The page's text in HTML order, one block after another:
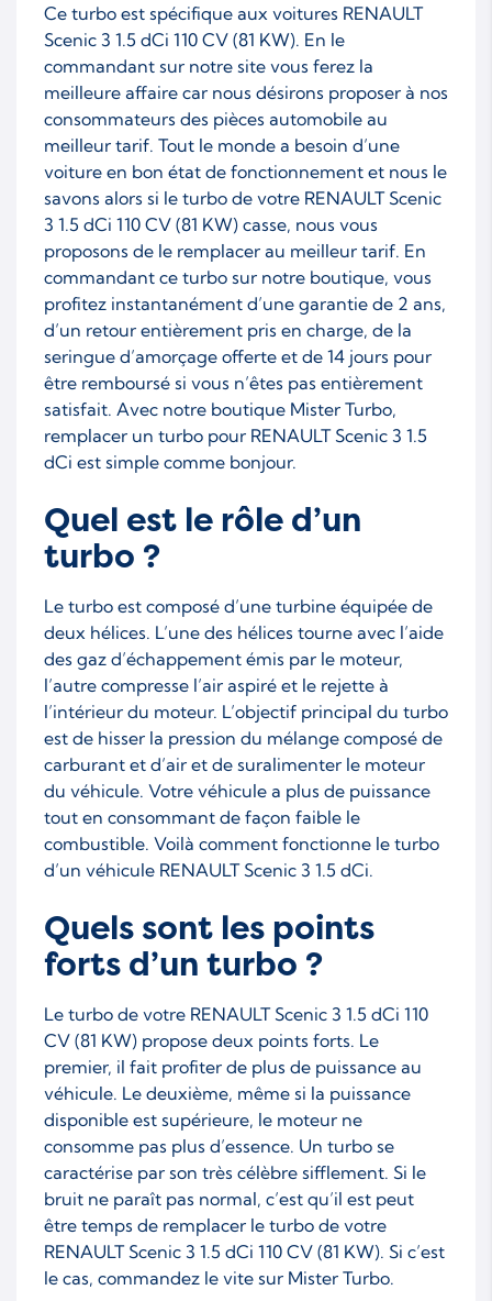
Ce turbo est spécifique aux voitures RENAULT
Scenic 3 1.5 dCi 110 CV (81 KW). En le
commandant sur notre site vous ferez la
meilleure affaire car nous désirons proposer à nos
consommateurs des pièces automobile au
meilleur tarif. Tout le monde a besoin d’une
voiture en bon état de fonctionnement et nous le
savons alors si le turbo de votre RENAULT Scenic
3 1.5 dCi 110 CV (81 KW) casse, nous vous
proposons de le remplacer au meilleur tarif. En
commandant ce turbo sur notre boutique, vous
profitez instantanément d’une garantie de 2 ans,
d’un retour entièrement pris en charge, de la
seringue d’amorçage offerte et de 14 jours pour
être remboursé si vous n’êtes pas entièrement
satisfait. Avec notre boutique Mister Turbo,
remplacer un turbo pour RENAULT Scenic 3 1.5
dCi est simple comme bonjour.
Quel est le rôle d’un
turbo ?
Le turbo est composé d’une turbine équipée de
deux hélices. L’une des hélices tourne avec l’aide
des gaz d’échappement émis par le moteur,
l’autre compresse l’air aspiré et le rejette à
l’intérieur du moteur. L’objectif principal du turbo
est de hisser la pression du mélange composé de
carburant et d’air et de suralimenter le moteur
du véhicule. Votre véhicule a plus de puissance
tout en consommant de façon faible le
combustible. Voilà comment fonctionne le turbo
d’un véhicule RENAULT Scenic 3 1.5 dCi.
Quels sont les points
forts d’un turbo ?
Le turbo de votre RENAULT Scenic 3 1.5 dCi 110
CV (81 KW) propose deux points forts. Le
premier, il fait profiter de plus de puissance au
véhicule. Le deuxième, même si la puissance
disponible est supérieure, le moteur ne
consomme pas plus d’essence. Un turbo se
caractérise par son très célèbre sifflement. Si le
bruit ne paraît pas normal, c’est qu’il est peut
être temps de remplacer le turbo de votre
RENAULT Scenic 3 1.5 dCi 110 CV (81 KW). Si c’est
le cas, commandez le vite sur Mister Turbo.